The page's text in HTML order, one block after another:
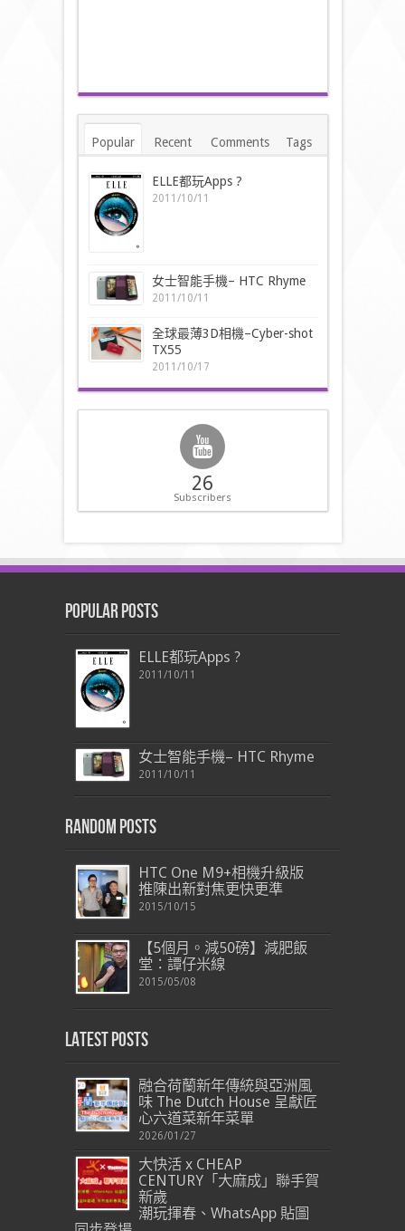
Popular Recent Comments Tags
ELLE都玩Apps ?
2011/10/11
女士智能手機– HTC Rhyme
2011/10/11
全球最薄3D相機–Cyber-shot
TX55
2011/10/17
26
Subscribers
Popular Posts
ELLE都玩Apps ?
2011/10/11
女士智能手機– HTC Rhyme
2011/10/11
Random Posts
HTC One M9+相機升級版
推陳出新對焦更快更準
2015/10/15
【5個月。減50磅】減肥飯
堂：譚仔米線
2015/05/08
Latest Posts
融合荷蘭新年傳統與亞洲風
味 The Dutch House 呈獻匠
心六道菜新年菜單
2026/01/27
大快活 x CHEAP
CENTURY「大麻成」聯手賀
新歲
潮玩揮春、WhatsApp 貼圖